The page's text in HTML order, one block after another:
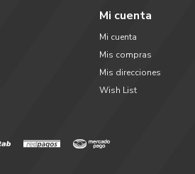
Mi cuenta
Mi cuenta
Mis compras
Mis direcciones
Wish List